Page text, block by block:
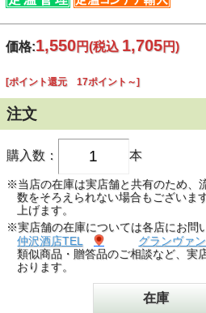
価格:1,550円(税込 1,705円)
[ポイント還元 17ポイント～]
注文
購入数： 本
※当店の在庫は実店舗と共有のため、
数をそろえられない場合もございま
上げます。
※実店舗の在庫については各店にお問
仲沢酒店TEL
グランヴァ
類似商品・贈答品のご相談など、実
おります。
在庫